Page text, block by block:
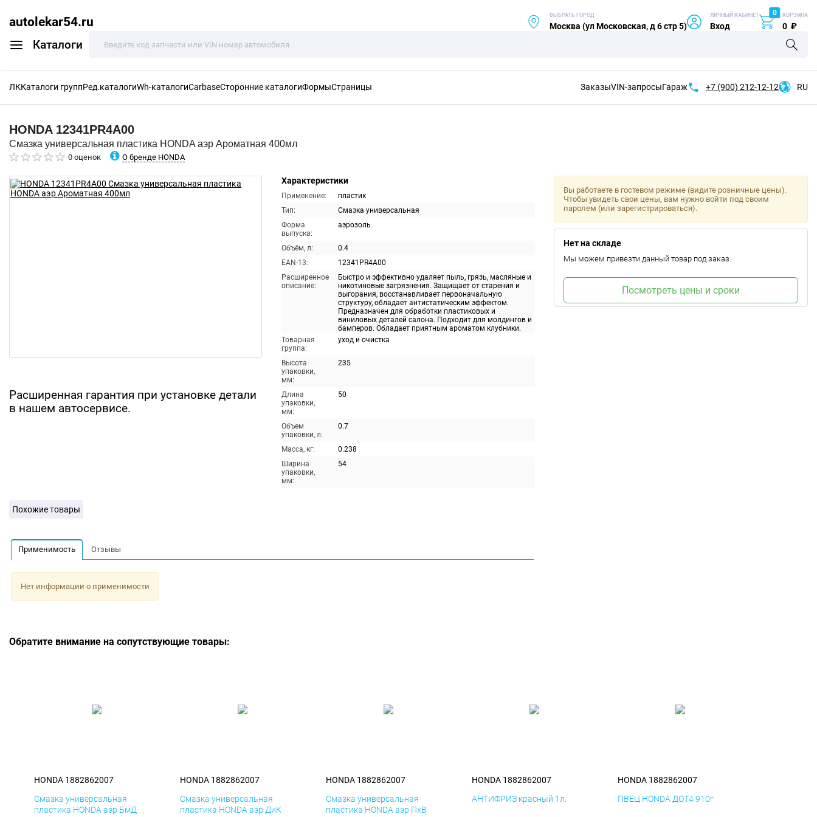
autolekar54.ru
Каталоги
ВЫБРАТЬ ГОРОД
Москва (ул Московская, д 6 стр 5)
ЛИЧНЫЙ КАБИНЕТ
Вход
0 КОРЗИНА
0 ₽
ЛККаталоги группРед.каталогиWh-каталогиCarbaseСторонние каталогиФормыСтраницы ЗаказыVIN-запросыГараж +7 (900) 212-12-12 RU
HONDA 12341PR4A00
Смазка универсальная пластика HONDA аэр Ароматная 400мл
0 оценок О бренде HONDA
Расширенная гарантия при установке детали
в нашем автосервисе.
Характеристики
Применение:
пластик
Тип:
Смазка универсальная
Форма
выпуска:
аэрозоль
Объём, л:
0.4
EAN-13:
12341PR4A00
Расширенное
описание:
Быстро и эффективно удаляет пыль, грязь, масляные и
никотиновые загрязнения. Защищает от старения и
выгорания, восстанавливает первоначальную
структуру, обладает антистатическим эффектом.
Предназначен для обработки пластиковых и
виниловых деталей салона. Подходит для молдингов и
бамперов. Обладает приятным ароматом клубники.
Товарная
группа:
уход и очистка
Высота
упаковки,
мм:
235
Длина
упаковки,
мм:
50
Объем
упаковки, л:
0.7
Масса, кг:
0.238
Ширина
упаковки,
мм:
54
Вы работаете в гостевом режиме (видите розничные цены).
Чтобы увидеть свои цены, вам нужно войти под своим
паролем (или зарегистрироваться).
Нет на складе
Мы можем привезти данный товар под заказ.
Посмотреть цены и сроки
Похожие товары
Применимость Отзывы
Нет информации о применимости
Обратите внимание на сопутствующие товары:
HONDA 1882862007
Смазка универсальная
пластика HONDA аэр БмД
HONDA 1882862007
Смазка универсальная
пластика HONDA аэр ДиК
HONDA 1882862007
Смазка универсальная
пластика HONDA аэр ПхВ
HONDA 1882862007
АНТИФРИЗ красный 1л.
HONDA 1882862007
ПВЕЦ HONDA ДОТ4 910г